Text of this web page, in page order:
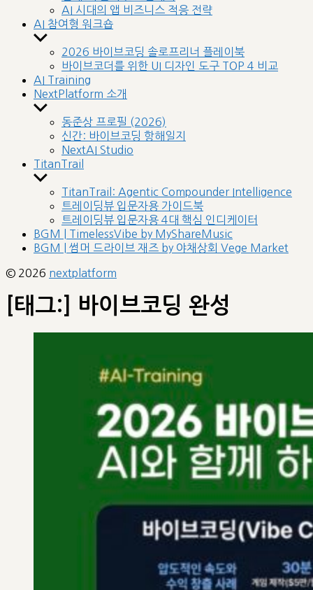
AI 시대의 앱 비즈니스 적응 전략
AI 참여형 워크숍
Show
sub
menu
2026 바이브코딩 솔로프리너 플레이북
바이브코더를 위한 UI 디자인 도구 TOP 4 비교
AI Training
NextPlatform 소개
Show
sub
menu
동준상 프로필 (2026)
신간: 바이브코딩 항해일지
NextAI Studio
TitanTrail
Show
sub
menu
TitanTrail: Agentic Compounder Intelligence
트레이딩뷰 입문자용 가이드북
트레이딩뷰 입문자용 4대 핵심 인디케이터
BGM | TimelessVibe by MyShareMusic
BGM | 썸머 드라이브 재즈 by 야채상회 Vege Market
© 2026 nextplatform
[태그:] 바이브코딩 완성